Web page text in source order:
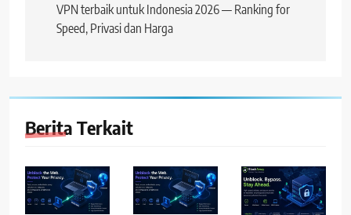
posting
VPN terbaik untuk Indonesia 2026 — Ranking for
Speed, Privasi dan Harga
Berita Terkait